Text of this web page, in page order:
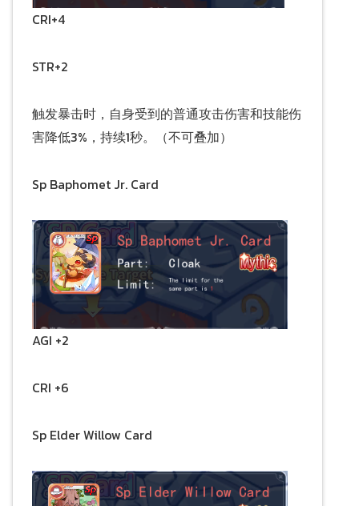
CRI+4
STR+2
触发暴击时，自身受到的普通攻击伤害和技能伤
害降低3%，持续1秒。（不可叠加）
Sp Baphomet Jr. Card
AGI +2
CRI +6
Sp Elder Willow Card